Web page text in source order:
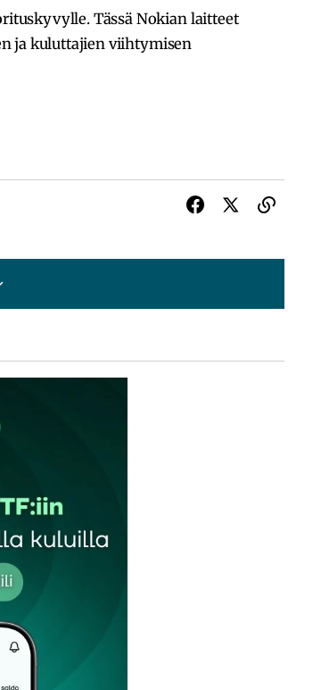
Tässä Nokian laitteet
ja kuluttajien viihtymisen